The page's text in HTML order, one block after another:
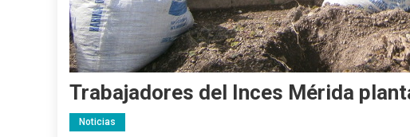
Trabajadores del Inces Mérida
Noticias